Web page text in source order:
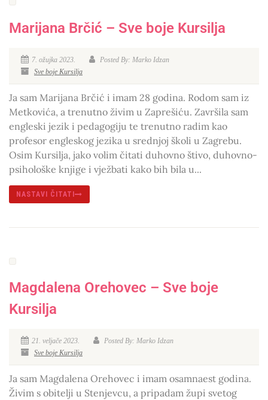
Marijana Brčić – Sve boje Kursilja
7. ožujka 2023.
Posted By: Marko Idzan
Sve boje Kursilja
Ja sam Marijana Brčić i imam 28 godina. Rodom sam iz
Metkovića, a trenutno živim u Zaprešiću. Završila sam
engleski jezik i pedagogiju te trenutno radim kao
profesor engleskog jezika u srednjoj školi u Zagrebu.
Osim Kursilja, jako volim čitati duhovno štivo, duhovno-
psihološke knjige i vježbati kako bih bila u...
NASTAVI ČITATI
Magdalena Orehovec – Sve boje
Kursilja
21. veljače 2023.
Posted By: Marko Idzan
Sve boje Kursilja
Ja sam Magdalena Orehovec i imam osamnaest godina.
Živim s obitelji u Stenjevcu, a pripadam župi svetog